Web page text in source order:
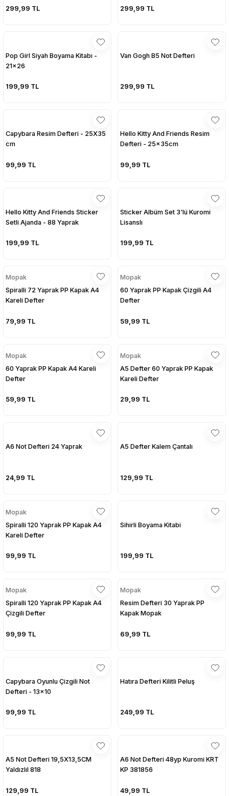
299,99 TL 299,99 TL
Pop Girl Siyah Boyama Kitabı -
21x26
199,99 TL
Van Gogh B5 Not Defteri
299,99 TL
Capybara Resim Defteri - 25X35
cm
99,99 TL
Hello Kitty And Friends Resim
Defteri - 25x35cm
99,99 TL
Hello Kitty And Friends Sticker
Setli Ajanda - 88 Yaprak
199,99 TL
Sticker Albüm Set 3'lü Kuromi
Lisanslı
199,99 TL
Mopak
Spiralli 72 Yaprak PP Kapak A4
Kareli Defter
79,99 TL
Mopak
60 Yaprak PP Kapak Çizgili A4
Defter
59,99 TL
Mopak
60 Yaprak PP Kapak A4 Kareli
Defter
59,99 TL
Mopak
A5 Defter 60 Yaprak PP Kapak
Kareli Defter
29,99 TL
A6 Not Defteri 24 Yaprak
24,99 TL
A5 Defter Kalem Çantalı
129,99 TL
Mopak
Spiralli 120 Yaprak PP Kapak A4
Kareli Defter
99,99 TL
Sihirli Boyama Kitabi
199,99 TL
Mopak
Spiralli 120 Yaprak PP Kapak A4
Çizgili Defter
99,99 TL
Mopak
Resim Defteri 30 Yaprak PP
Kapak Mopak
69,99 TL
Capybara Oyunlu Çizgili Not
Defteri - 13x10
99,99 TL
Hatıra Defteri Kilitli Peluş
249,99 TL
A5 Not Defteri 19,5X13,5CM
YaldızlıI 818
129,99 TL
A6 Not Defteri 48yp Kuromi KRT
KP 381856
49,99 TL